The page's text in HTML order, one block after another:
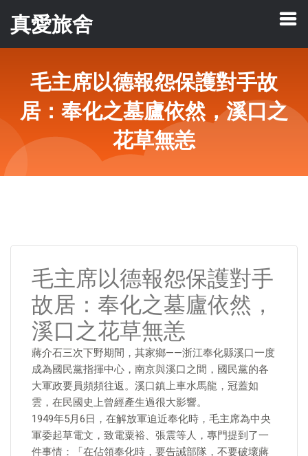
真愛旅舍
毛主席以德報怨保護對手故
居：奉化之墓廬依然，溪口之
花草無恙
毛主席以德報怨保護對手
故居：奉化之墓廬依然，
溪口之花草無恙
蔣介石三次下野期間，其家鄉——浙江奉化縣溪口一度
成為國民黨指揮中心，南京與溪口之間，國民黨的各
大軍政要員頻頻往返。溪口鎮上車水馬龍，冠蓋如
雲，在民國史上曾經產生過很大影響。
1949年5月6日，在解放軍迫近奉化時，毛主席為中央
軍委起草電文，致電粟裕、張震等人，專門提到了一
件事情：「在佔領奉化時，要告誡部隊，不要破壞蔣